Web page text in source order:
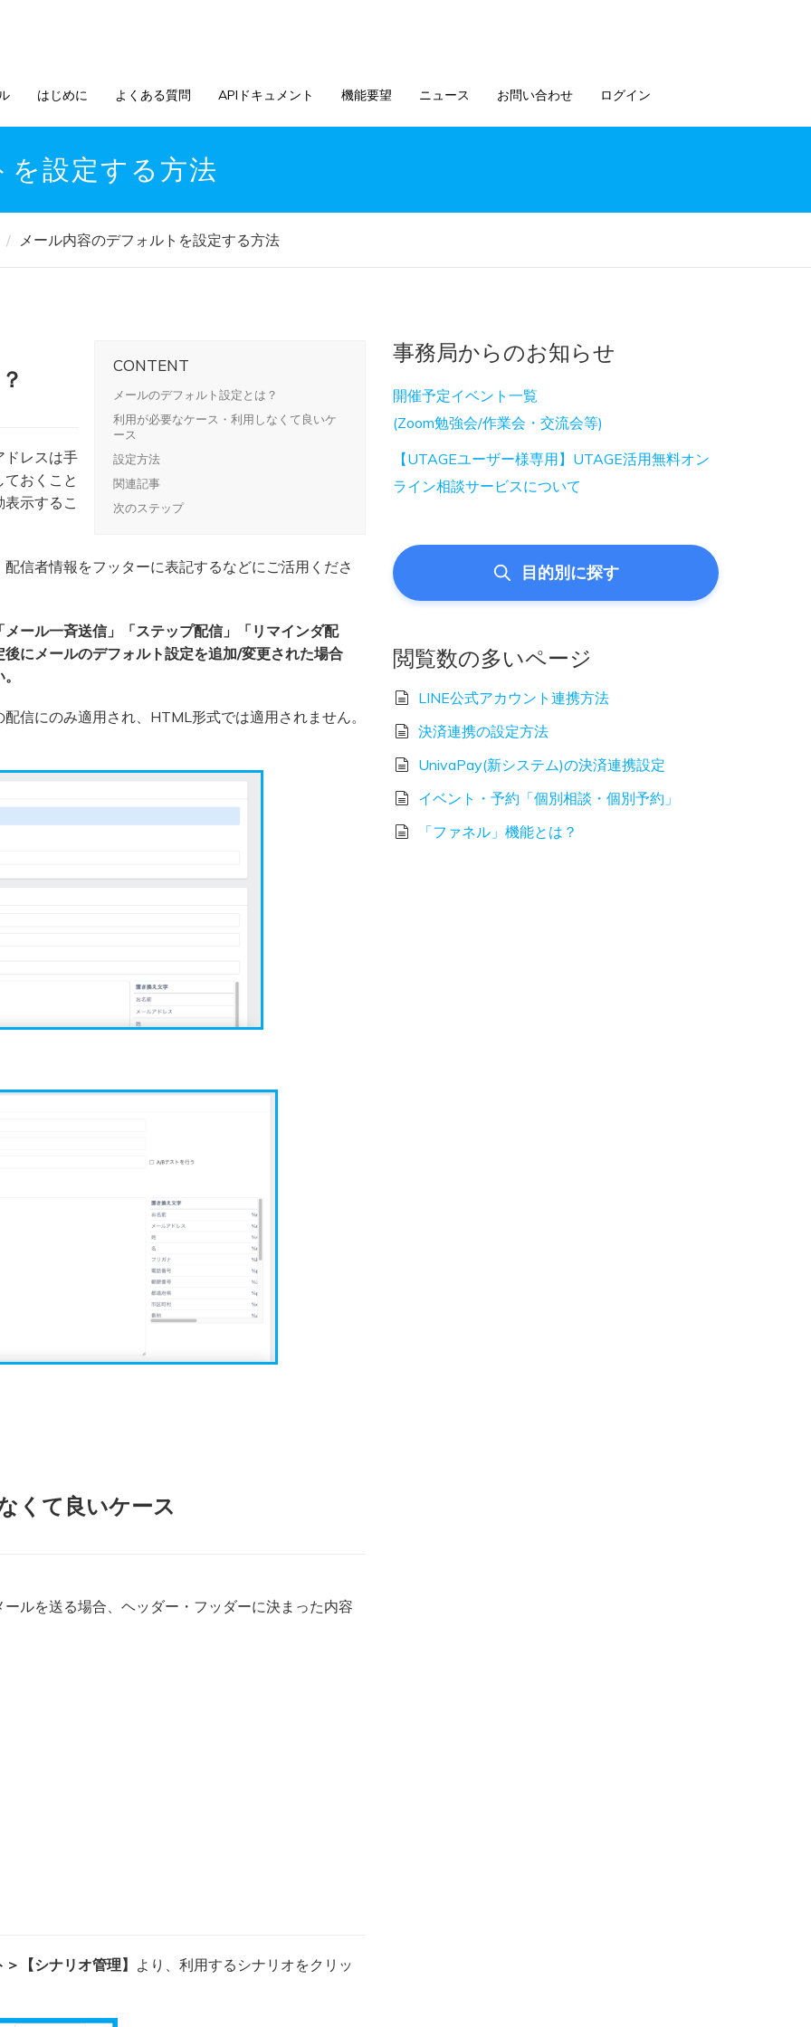
はじめに よくある質問 APIドキュメント 機能要望 ニュース お問い合わせ ログイン
設定する方法
メール内容のデフォルトを設定する方法
CONTENT
メールのデフォルト設定とは？
利用が必要なケース・利用しなくて良いケ
ース
設定方法
関連記事
次のステップ
ドレスは手
おくこと
示するこ
信者情報をフッターに表記するなどにご活用くださ
ール一斉送信」「ステップ配信」「リマインダ配
にメールのデフォルト設定を追加/変更された場合
信にのみ適用され、HTML形式では適用されません。
くて良いケース
ルを送る場合、ヘッダー・フッダーに決まった内容
【シナリオ管理】 より、利用するシナリオをクリッ
事務局からのお知らせ
開催予定イベント一覧
(Zoom勉強会/作業会・交流会等)
【UTAGEユーザー様専用】UTAGE活用無料オン
ライン相談サービスについて
目的別に探す
閲覧数の多いページ
LINE公式アカウント連携方法
決済連携の設定方法
UnivaPay(新システム)の決済連携設定
イベント・予約「個別相談・個別予約」
「ファネル」機能とは？